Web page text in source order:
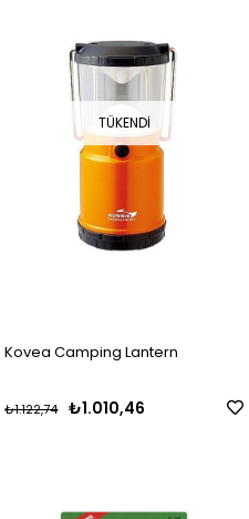
TÜKENDI
Kovea Camping Lantern
₺1.010,46
₺1.122,74